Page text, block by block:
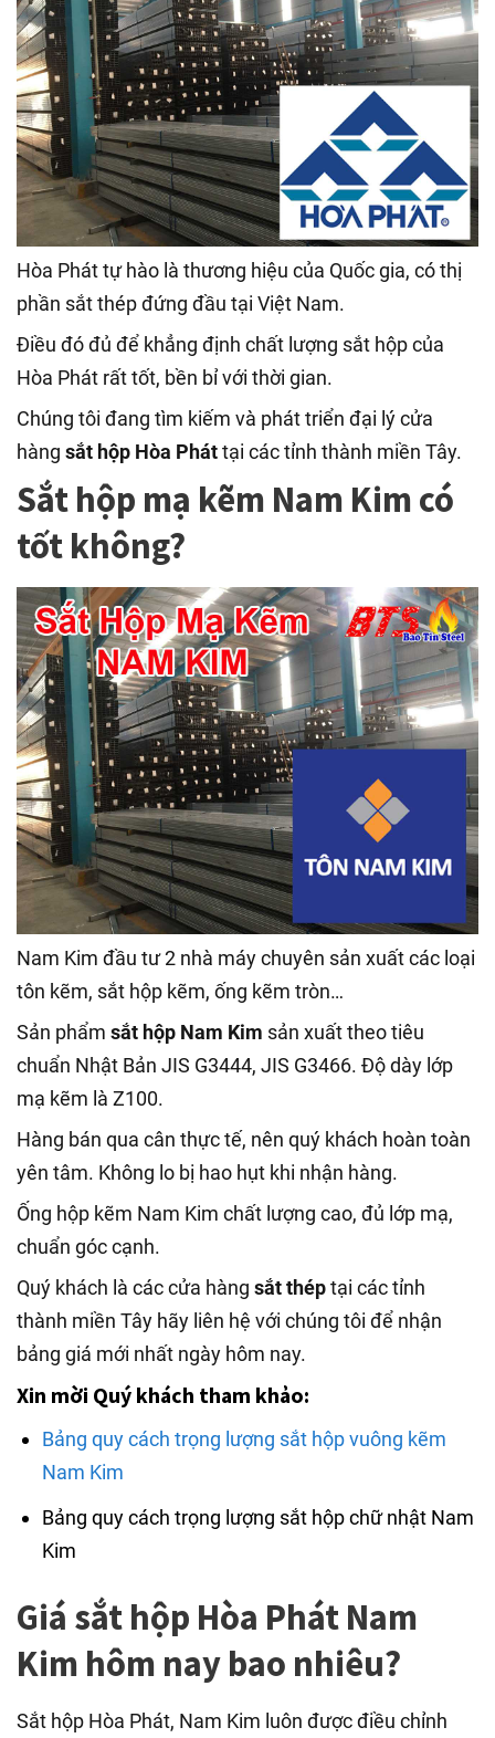
Hòa Phát tự hào là thương hiệu của Quốc gia, có thị
phần sắt thép đứng đầu tại Việt Nam.
Điều đó đủ để khẳng định chất lượng sắt hộp của
Hòa Phát rất tốt, bền bỉ với thời gian.
Chúng tôi đang tìm kiếm và phát triển đại lý cửa
hàng sắt hộp Hòa Pháttại các tỉnh thành miền Tây.
Sắt hộp mạ kẽm Nam Kim có
tốt không?
Nam Kim đầu tư 2 nhà máy chuyên sản xuất các loại
tôn kẽm, sắt hộp kẽm, ống kẽm tròn…
Sản phẩm sắt hộp Nam Kim sản xuất theo tiêu
chuẩn Nhật Bản JIS G3444, JIS G3466. Độ dày lớp
mạ kẽm là Z100.
Hàng bán qua cân thực tế, nên quý khách hoàn toàn
yên tâm. Không lo bị hao hụt khi nhận hàng.
Ống hộp kẽm Nam Kim chất lượng cao, đủ lớp mạ,
chuẩn góc cạnh.
Quý khách là các cửa hàng sắt théptại các tỉnh
thành miền Tây hãy liên hệ với chúng tôi để nhận
bảng giá mới nhất ngày hôm nay.
Xin mời Quý khách tham khảo:
Bảng quy cách trọng lượng sắt hộp vuông kẽm
Nam Kim
Bảng quy cách trọng lượng sắt hộp chữ nhật Nam
Kim
Giá sắt hộp Hòa Phát Nam
Kim hôm nay bao nhiêu?
Sắt hộp Hòa Phát, Nam Kim luôn được điều chỉnh